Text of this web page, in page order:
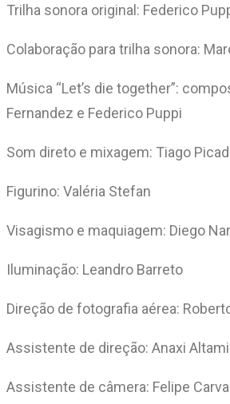
Trilha sonora original: Federico
Colaboração para trilha sonora:
Música “Let’s die together”:
Fernandez e Federico Puppi
Som direto e mixagem: Tiago
Figurino: Valéria Stefan
Visagismo e maquiagem: Diego
Iluminação: Leandro Barreto
Direção de fotografia aérea:
Assistente de direção: Anaxi
Assistente de câmera: Felipe